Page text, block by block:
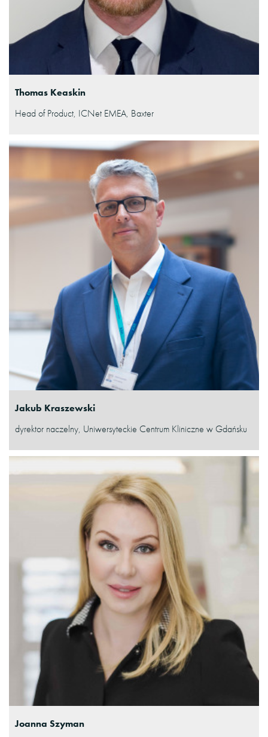
Thomas Keaskin
Head of Product, ICNet EMEA, Baxter
Jakub Kraszewski
dyrektor naczelny, Uniwersyteckie Centrum Kliniczne w Gdańsku
Joanna Szyman